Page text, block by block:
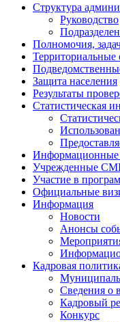
Структура
Руководство
Полномочия,
Территориальные
Защита населения
Результаты
Статистическая
Информационные
Учрежденные
Участие в
Официальные
Информация
Новости
Анонсы
Кадровая
Сведения о
Кадровый
Конкурс